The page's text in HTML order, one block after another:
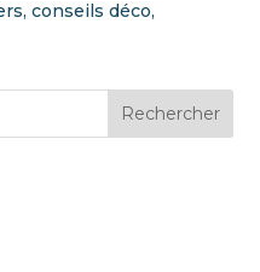
conseils déco,
Rechercher